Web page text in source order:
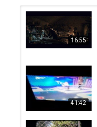
16:55
41:42